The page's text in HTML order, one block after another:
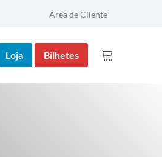
Área de Cliente
Loja Bilhetes